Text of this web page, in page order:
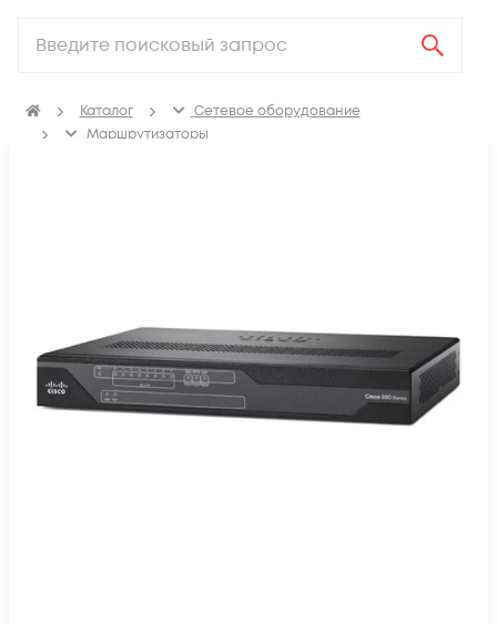
Каталог
Сетевое оборудование
Маршрутизаторы